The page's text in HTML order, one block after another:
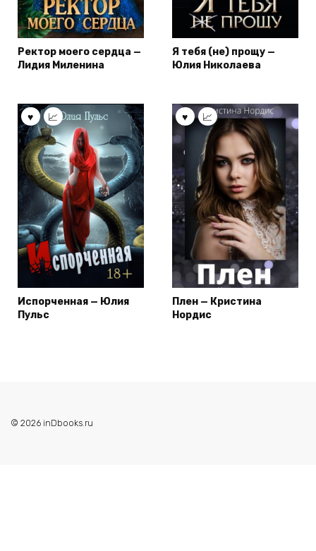
Ректор моего сердца —
Лидия Миленина
Я тебя (не) прощу —
Юлия Николаева
Испорченная — Юлия
Пульс
Плен — Кристина
Нордис
© 2026 inDbooks.ru